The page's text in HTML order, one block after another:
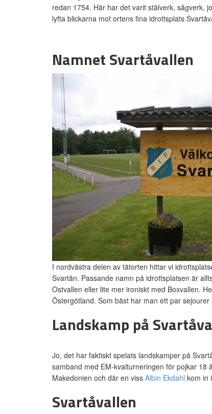
redan 1754. Här har det varit stålverk, sågverk,
lyfta blickarna mot ortens fina idrottsplats
Namnet Svartåvallen
I nordvästra delen av tätorten hittar vi
Svartån. Passande namn på idrottsplatsen är
Ostvallen eller lite mer ironiskt med Boxvallen.
Östergötland. Som bäst har man ett par
Landskamp på
Jo, det har faktiskt spelats landskamper på
samband med EM-kvalturneringen för pojkar 18
Makedonien och där en viss Albin Ekdahl kom in
Svartåvallen